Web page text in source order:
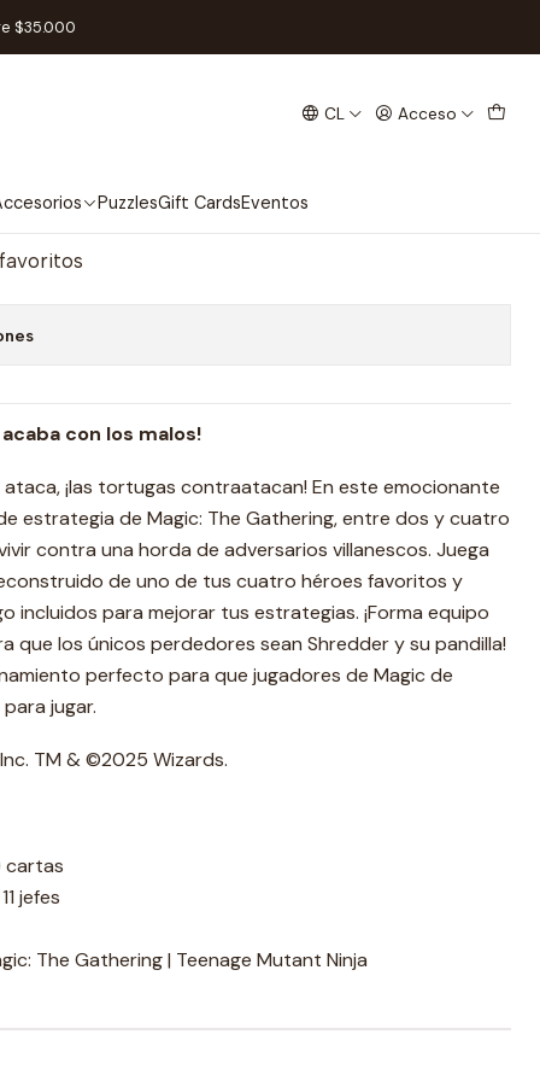
CL Acceso
PuzzlesGift CardsEventos
$35.000
TMNT - Team Up - Inglés
- Team Up - Inglés
al Carro
con los malos!
¡las tortugas contraatacan! En este emocionante
estrategia de Magic: The Gathering, entre dos y cuatro
contra una horda de adversarios villanescos. Juega
de uno de tus cuatro héroes favoritos y
incluidos para mejorar tus estrategias. ¡Forma equipo
que los únicos perdedores sean Shredder y su pandilla!
perfecto para que jugadores de Magic de
jugar.
TM & ©2025 Wizards.
cartas
jefes
The Gathering | Teenage Mutant Ninja